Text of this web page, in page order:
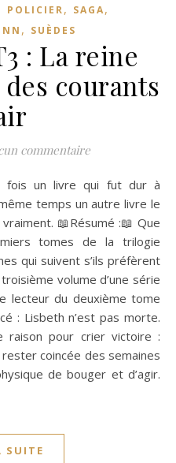
POLICIER, SAGA,
, SUÈDES
: La reine
courants
commentaire
temps un autre livre le
📖Résumé :📖 Que
tomes de la trilogie
qui suivent s’ils préfèrent
volume d’une série
lecteur du deuxième tome
: Lisbeth n’est pas morte.
raison pour crier victoire :
coincée des semaines
de bouger et d’agir.
SUITE